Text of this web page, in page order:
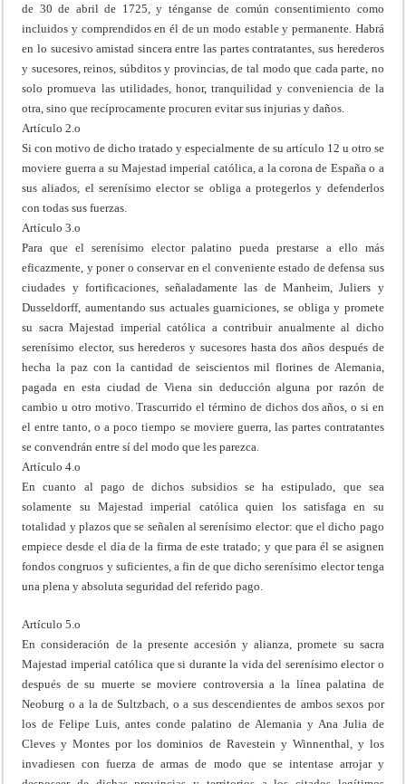
de 30 de abril de 1725, y ténganse de común consentimiento como
incluidos y comprendidos en él de un modo estable y permanente. Habrá
en lo sucesivo amistad sincera entre las partes contratantes, sus herederos
y sucesores, reinos, súbditos y provincias, de tal modo que cada parte, no
solo promueva las utilidades, honor, tranquilidad y conveniencia de la
otra, sino que recíprocamente procuren evitar sus injurias y daños.
Artículo 2.o
Si con motivo de dicho tratado y especialmente de su artículo 12 u otro se
moviere guerra a su Majestad imperial católica, a la corona de España o a
sus aliados, el serenísimo elector se obliga a protegerlos y defenderlos
con todas sus fuerzas.
Artículo 3.o
Para que el serenísimo elector palatino pueda prestarse a ello más
eficazmente, y poner o conservar en el conveniente estado de defensa sus
ciudades y fortificaciones, señaladamente las de Manheim, Juliers y
Dusseldorff, aumentando sus actuales guarniciones, se obliga y promete
su sacra Majestad imperial católica a contribuir anualmente al dicho
serenísimo elector, sus herederos y sucesores hasta dos años después de
hecha la paz con la cantidad de seiscientos mil florines de Alemania,
pagada en esta ciudad de Viena sin deducción alguna por razón de
cambio u otro motivo. Trascurrido el término de dichos dos años, o si en
el entre tanto, o a poco tiempo se moviere guerra, las partes contratantes
se convendrán entre sí del modo que les parezca.
Artículo 4.o
En cuanto al pago de dichos subsidios se ha estipulado, que sea
solamente su Majestad imperial católica quien los satisfaga en su
totalidad y plazos que se señalen al serenísimo elector: que el dicho pago
empiece desde el día de la firma de este tratado; y que para él se asignen
fondos congruos y suficientes, a fin de que dicho serenísimo elector tenga
una plena y absoluta seguridad del referido pago.
Artículo 5.o
En consideración de la presente accesión y alianza, promete su sacra
Majestad imperial católica que si durante la vida del serenísimo elector o
después de su muerte se moviere controversia a la línea palatina de
Neoburg o a la de Sultzbach, o a sus descendientes de ambos sexos por
los de Felipe Luis, antes conde palatino de Alemania y Ana Julia de
Cleves y Montes por los dominios de Ravestein y Winnenthal, y los
invadiesen con fuerza de armas de modo que se intentase arrojar y